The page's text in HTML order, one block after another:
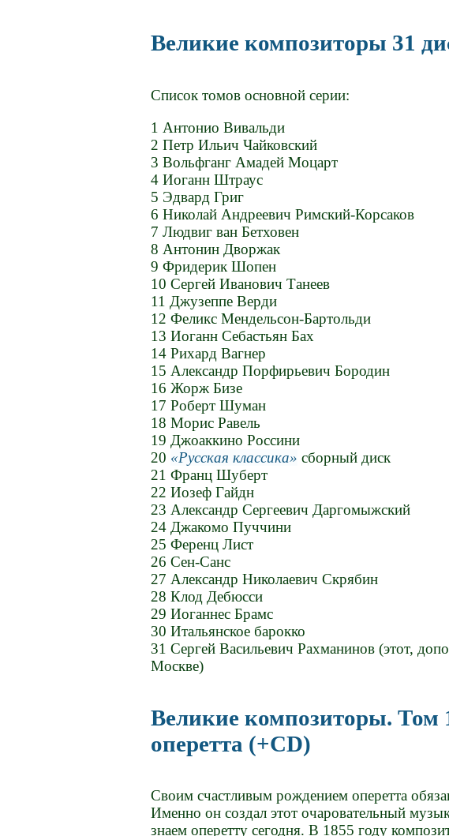
Великие композиторы 31
Список томов основной серии:
1 Антонио Вивальди
2 Петр Ильич Чайковский
3 Вольфганг Амадей Моцарт
4 Иоганн Штраус
5 Эдвард Григ
6 Николай Андреевич Римский-Корсаков
7 Людвиг ван Бетховен
8 Антонин Дворжак
9 Фридерик Шопен
10 Сергей Иванович Танеев
11 Джузеппе Верди
12 Феликс Мендельсон-Бартольди
13 Иоганн Себастьян Бах
14 Рихард Вагнер
15 Александр Порфирьевич Бородин
16 Жорж Бизе
17 Роберт Шуман
18 Морис Равель
19 Джоаккино Россини
20
Русская классика
сборный диск
21 Франц Шуберт
22 Иозеф Гайдн
23 Александр Сергеевич Даргомыжский
24 Джакомо Пуччини
25 Ференц Лист
26 Сен-Санс
27 Александр Николаевич Скрябин
28 Клод Дебюсси
29 Иоганнес Брамс
30 Итальянское барокко
31 Сергей Васильевич Рахманинов (этот,
Москве)
Великие композиторы. Том
оперетта (+CD)
Своим счастливым рождением оперетта
Именно он создал этот очаровательный
знаем оперетту сегодня. В 1855 году